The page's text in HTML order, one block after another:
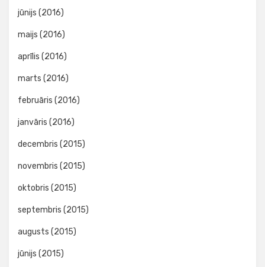
jūnijs (2016)
maijs (2016)
aprīlis (2016)
marts (2016)
februāris (2016)
janvāris (2016)
decembris (2015)
novembris (2015)
oktobris (2015)
septembris (2015)
augusts (2015)
jūnijs (2015)